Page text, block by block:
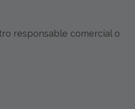
responsable comercial o